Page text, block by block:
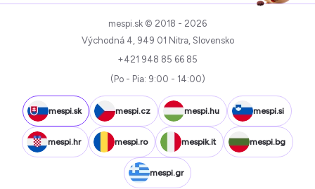
mespi.sk © 2018 - 2026
Východná 4, 949 01 Nitra, Slovensko
+421 948 85 66 85
(Po - Pia: 9:00 - 14:00)
mespi.sk mespi.cz mespi.hu mespi.si
mespi.hr mespi.ro mespik.it mespi.bg
mespi.gr